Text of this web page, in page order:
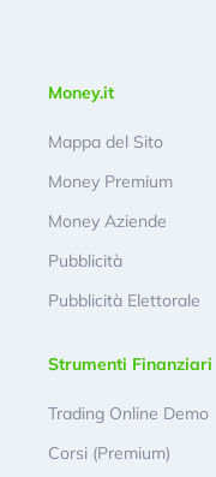
Money.it
Mappa del Sito
Money Premium
Money Aziende
Pubblicità
Pubblicità Elettorale
Strumenti Finanziari
Trading Online Demo
Corsi (Premium)